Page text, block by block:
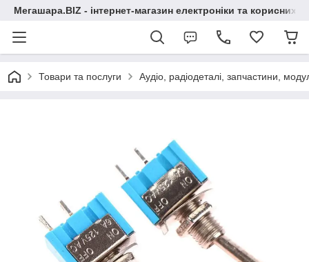
Мегашара.BIZ - інтернет-магазин електроніки та корисних
Товари та послуги Аудіо, радіодеталі, запчастини,